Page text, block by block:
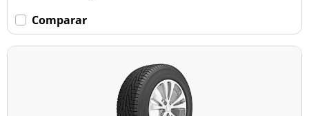
Comparar